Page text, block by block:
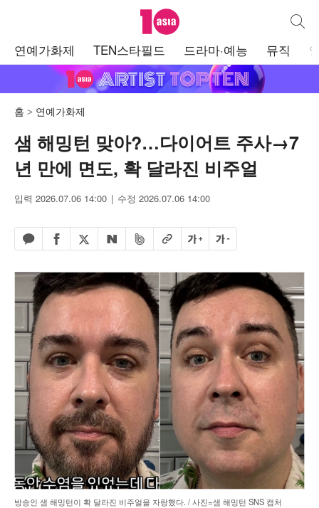
텐아시아 통합
연예가화제 TEN스타필드 드라마·예능 뮤직
홈 연예가화제
샘 해밍턴 맞아?…다이어트 주사→7
년 만에 면도, 확 달라진 비주얼
입력 2026.07.06 14:00 수정 2026.07.06 14:00
카카오톡 공유하기
페이스북 공유하기
엑스 공유하기
네이버 공유하기
밴드 공유하기
URL복사글자 크게글자 작게
방송인 샘 해밍턴이 확 달라진 비주얼을 자랑했다. / 사진=샘 해밍턴 SNS 캡처